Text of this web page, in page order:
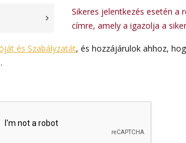
Sikeres jelentkezés esetén a
címre, amely a igazolja a
és Szabályzatát, és hozzájárulok ahhoz,